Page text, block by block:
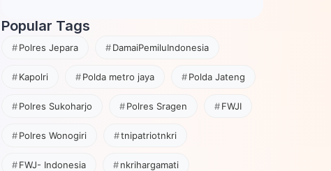
Popular Tags
Polres Jepara DamaiPemiluIndonesia
Kapolri Polda metro jaya Polda Jateng
Polres Sukoharjo Polres Sragen FWJI
Polres Wonogiri tnipatriotnkri
FWJ- Indonesia nkrihargamati